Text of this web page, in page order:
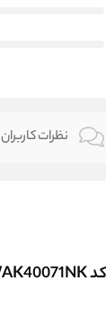
نظرات کاربران